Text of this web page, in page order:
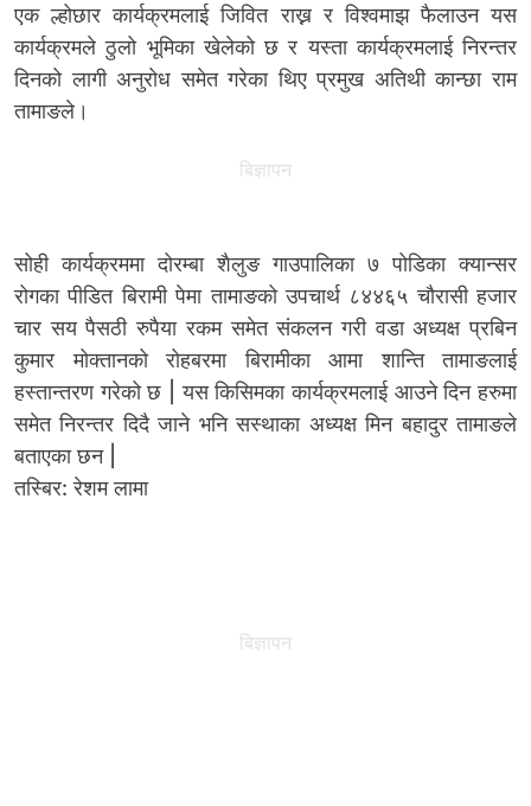
एक ल्होछार कार्यक्रमलाई जिवित राख्न र विश्वमाझ फैलाउन यस
कार्यक्रमले ठुलो भूमिका खेलेको छ र यस्ता कार्यक्रमलाई निरन्तर
दिनको लागी अनुरोध समेत गरेका थिए प्रमुख अतिथी कान्छा राम
तामाङले।
बिज्ञापन
सोही कार्यक्रममा दोरम्बा शैलुङ गाउपालिका ७ पोडिका क्यान्सर
रोगका पीडित बिरामी पेमा तामाङको उपचार्थ ८४४६५ चौरासी हजार
चार सय पैसठी रुपैया रकम समेत संकलन गरी वडा अध्यक्ष प्रबिन
कुमार मोक्तानको रोहबरमा बिरामीका आमा शान्ति तामाङलाई
हस्तान्तरण गरेको छ | यस किसिमका कार्यक्रमलाई आउने दिन हरुमा
समेत निरन्तर दिदै जाने भनि सस्थाका अध्यक्ष मिन बहादुर तामाङले
बताएका छन |
तस्बिर: रेशम लामा
बिज्ञापन